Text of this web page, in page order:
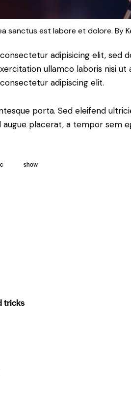
sanctus est labore et dolore. By
adipisicing elit, sed
ullamco laboris nisi
adipiscing elit.
porta. Sed eleifend
augue placerat, a tempor sem
show
tricks